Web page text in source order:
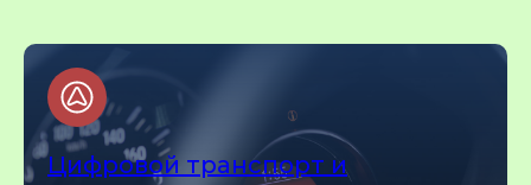
Цифровой транспорт и